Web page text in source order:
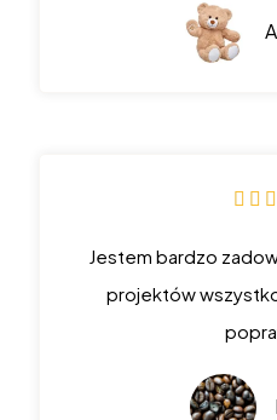
  
Jestem bardzo
projektów